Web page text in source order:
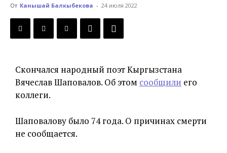
Кыргызстана
От Канышай Балкыбекова - 24 июля 2022
Скончался народный поэт Кыргызстана
Вячеслав Шаповалов. Об этом сообщили его
коллеги.
Шаповалову было 74 года. О причинах смерти
не сообщается.